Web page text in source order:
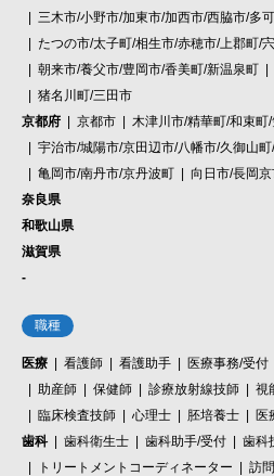
三木市/小野市/加東市/加西市/西脇市/多
たつの市/太子町/相生市/赤穂市/上郡町/
朝来市/養父市/豊岡市/香美町/新温泉町
猪名川町/三田市
京都府
京都市
木津川市/精華町/和束町
宇治市/城陽市/京田辺市/八幡市/久御山
亀岡市/南丹市/京丹波町
向日市/長岡
奈良県
和歌山県
滋賀県
-
職種
医療 看護師 看護助手 医療事務/受付
助産師
保健師 診療放射線技師 視
臨床検査技師
心理士 胚培養士
医
歯科
歯科衛生士 歯科助手/受付 歯科
トリートメントコーディネーター
訪